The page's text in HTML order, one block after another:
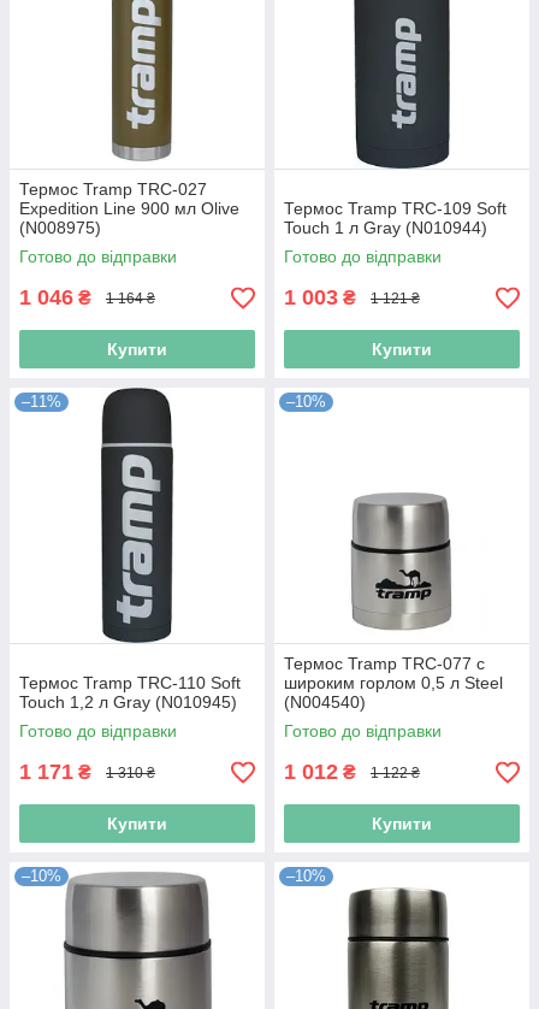
Термос Tramp TRC-027
Expedition Line 900 мл Olive
(N008975)
Готово до відправки
1 046 ₴ 1 164 ₴
Купити
Термос Tramp TRC-109 Soft
Touch 1 л Gray (N010944)
Готово до відправки
1 003 ₴ 1 121 ₴
Купити
–11%
Термос Tramp TRC-110 Soft
Touch 1,2 л Gray (N010945)
Готово до відправки
1 171 ₴ 1 310 ₴
Купити
–10%
Термос Tramp TRC-077 с
широким горлом 0,5 л Steel
(N004540)
Готово до відправки
1 012 ₴ 1 122 ₴
Купити
–10% –10%